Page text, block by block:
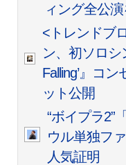
ィング全公
<トレンドブ
ン、初ソロシ
Falling’』コ
ット公開
“ボイプラ2”
ウル単独フ
人気証明